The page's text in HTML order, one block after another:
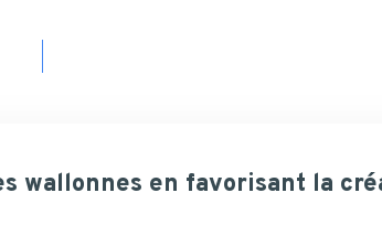
wallonnes en favorisant la